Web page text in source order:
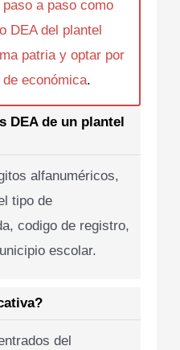
a paso como
DEA del plantel
patria y optar por
económica.
DEA de un plantel
alfanuméricos,
tipo de
codigo de registro,
escolar.
del